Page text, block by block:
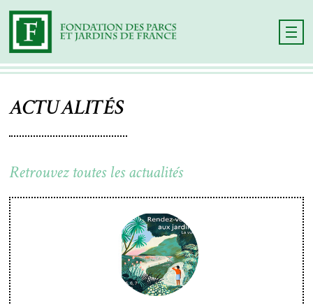
ACTUALITÉS
Retrouvez toutes les actualités